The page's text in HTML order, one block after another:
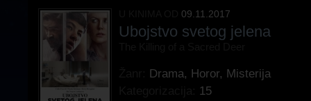
09.11.2017
Ubojstvo svetog jelena
Drama, Horor, Misterija
15